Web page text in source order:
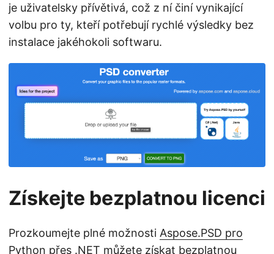
je uživatelsky přívětivá, což z ní činí vynikající
volbu pro ty, kteří potřebují rychlé výsledky bez
instalace jakéhokoli softwaru.
Získejte bezplatnou licenci
Prozkoumejte plné možnosti Aspose.PSD pro
Python přes .NET můžete získat bezplatnou